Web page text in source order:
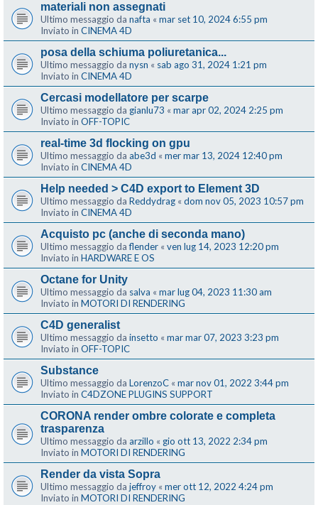
materiali non assegnati
Ultimo messaggio da nafta « mar set 10, 2024 6:55 pm
Inviato in CINEMA 4D
posa della schiuma poliuretanica...
Ultimo messaggio da nysn « sab ago 31, 2024 1:21 pm
Inviato in CINEMA 4D
Cercasi modellatore per scarpe
Ultimo messaggio da gianlu73 « mar apr 02, 2024 2:25 pm
Inviato in OFF-TOPIC
real-time 3d flocking on gpu
Ultimo messaggio da abe3d « mer mar 13, 2024 12:40 pm
Inviato in CINEMA 4D
Help needed > C4D export to Element 3D
Ultimo messaggio da Reddydrag « dom nov 05, 2023 10:57 pm
Inviato in CINEMA 4D
Acquisto pc (anche di seconda mano)
Ultimo messaggio daflender « ven lug 14, 2023 12:20 pm
Inviato in HARDWARE E OS
Octane for Unity
Ultimo messaggio da salva « mar lug 04, 2023 11:30 am
Inviato in MOTORI DI RENDERING
C4D generalist
Ultimo messaggio da insetto « mar mar 07, 2023 3:23 pm
Inviato in OFF-TOPIC
Substance
Ultimo messaggio da LorenzoC « mar nov 01, 2022 3:44 pm
Inviato in C4DZONE PLUGINS SUPPORT
CORONA render ombre colorate e completa
trasparenza
Ultimo messaggio da arzillo « gio ott 13, 2022 2:34 pm
Inviato in MOTORI DI RENDERING
Render da vista Sopra
Ultimo messaggio da jeffroy « mer ott 12, 2022 4:24 pm
Inviato in MOTORI DI RENDERING